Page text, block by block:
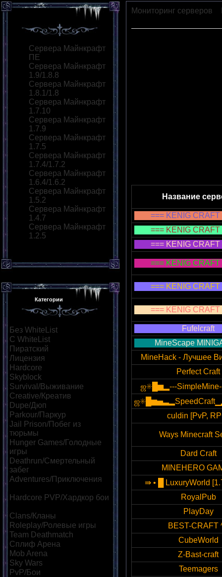
Сервера Майнкрафт
ПЕ
Сервера Майнкрафт
1.9/1.8.8
Сервера Майнкрафт
1.8.1/1.8
Сервера Майнкрафт
1.7.10
Сервера Майнкрафт
1.7.9
Сервера Майнкрафт
1.7.5
Сервера Майнкрафт
1.7.4/1.7.2
Сервера Майнкрафт
1.6.4/1.6.2
Сервера Майнкрафт
1.5.2
Сервера Майнкрафт
1.4.7
Сервера Майнкрафт
1.2.5
Категории
Без WhiteList
С WhiteList
Пиратский
Лицензия
Hardcore
Skyblock
Survival/Выживание
Creative/Креатив
Dupe/Дюп
Parkour/Паркур
Jail Prison/Побег из
тюрьмы
Hunger Games/Голодные
игры
Deathrun/Смертельный
забег
Adventures/Приключения
Hardcore PVP/Хардкор бои
Clans/Кланы
Roleplay/Ролевые игры
Team Deathmatch
Сплиф Арена
Mob Arena
Sky Wars
PvP/Бои
Мониторинг серверов
Название
=== KENIG CRAFT
=== KENIG CRAFT
=== KENIG CRAFT
=== KENIG CRAFT
=== KENIG CRAFT
=== KENIG CRAFT
Fufelcraft
MineScape
MineHack - Лучшее
Perfect Craft
ஜ✳█▆▂---
culdin [PvP,
Ways Minecraft
Dard Craft
MINEHERO
⇛ • █ LuxuryWorld
RoyalPub
PlayDay
BEST-CRAFT
CubeWorld
Z-Bast-craft
Teemagers